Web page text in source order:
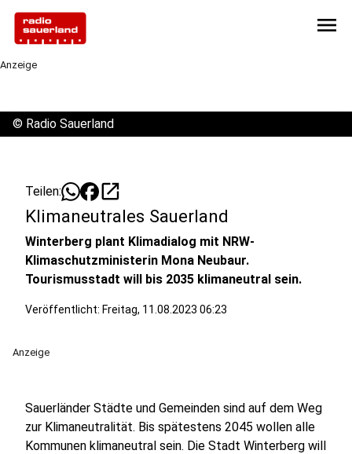
menu
Anzeige
© Radio Sauerland
Teilen: open_in_new
Klimaneutrales Sauerland
Winterberg plant Klimadialog mit NRW-
Klimaschutzministerin Mona Neubaur.
Tourismusstadt will bis 2035 klimaneutral sein.
Veröffentlicht: Freitag, 11.08.2023 06:23
Anzeige
Sauerländer Städte und Gemeinden sind auf dem Weg
zur Klimaneutralität. Bis spätestens 2045 wollen alle
Kommunen klimaneutral sein. Die Stadt Winterberg will